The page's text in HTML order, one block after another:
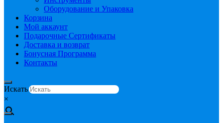
Оборудование и Упаковка
Корзина
Мой аккаунт
Подарочные Сертификаты
Доставка и возврат
Бонусная Программа
Контакты
Искать
×